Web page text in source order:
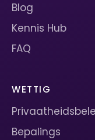
Blog
Kennis Hub
FAQ
WETTIG
Bepalings